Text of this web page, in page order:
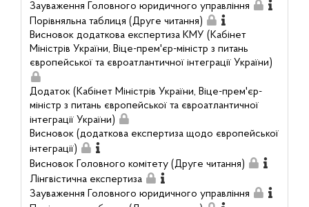
Зауваження Головного юридичного управління
Порівняльна таблиця (Друге читання)
Висновок додаткова експертиза КМУ (Кабінет
Міністрів України, Віце-прем'єр-міністр з питань
європейської та євроатлантичної інтеграції України)
Додаток (Кабінет Міністрів України, Віце-прем'єр-
міністр з питань європейської та євроатлантичної
інтеграції України)
Висновок (додаткова експертиза щодо європейської
інтеграції)
Висновок Головного комітету (Друге читання)
Лінгвістична експертиза
Зауваження Головного юридичного управління